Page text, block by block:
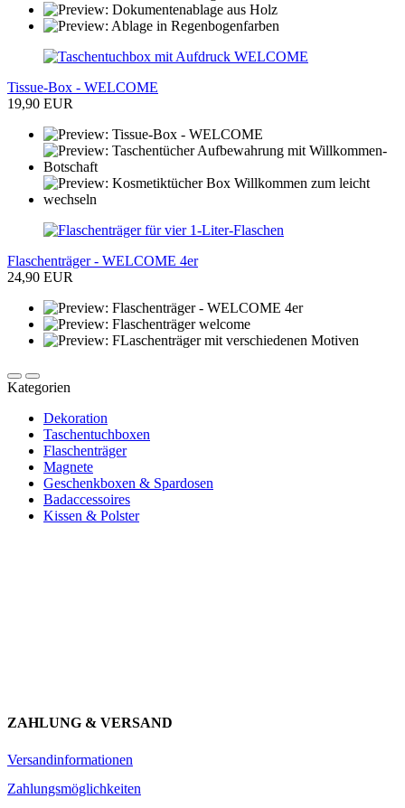
Tissue-Box - WELCOME
19,90 EUR
Flaschenträger - WELCOME 4er
24,90 EUR
Kategorien
Dekoration
Taschentuchboxen
Flaschenträger
Magnete
Geschenkboxen & Spardosen
Badaccessoires
Kissen & Polster
ZAHLUNG & VERSAND
Versandinformationen
Zahlungsmöglichkeiten